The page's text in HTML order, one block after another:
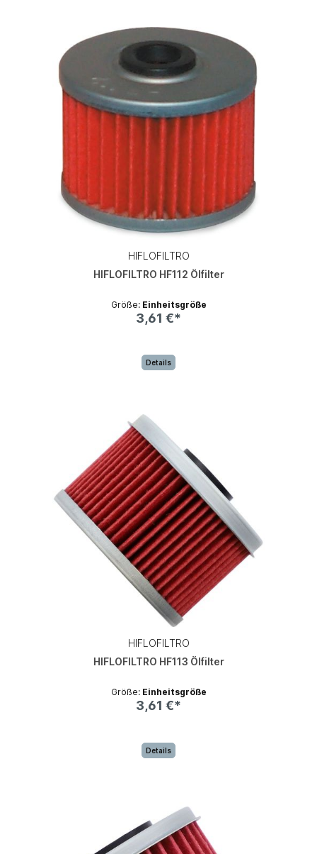
HIFLOFILTRO
HIFLOFILTRO HF112 Ölfilter
Größe: Einheitsgröße
3,61 €*
Details
HIFLOFILTRO
HIFLOFILTRO HF113 Ölfilter
Größe: Einheitsgröße
3,61 €*
Details